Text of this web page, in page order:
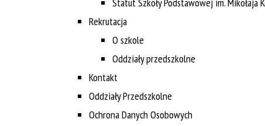
Rekrutacja
O szkole
Oddziały przedszkolne
Kontakt
Oddziały Przedszkolne
Ochrona Danych Osobowych